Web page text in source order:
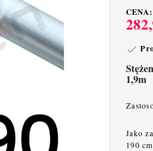
CENA:

1,9m
Jako
190 cm